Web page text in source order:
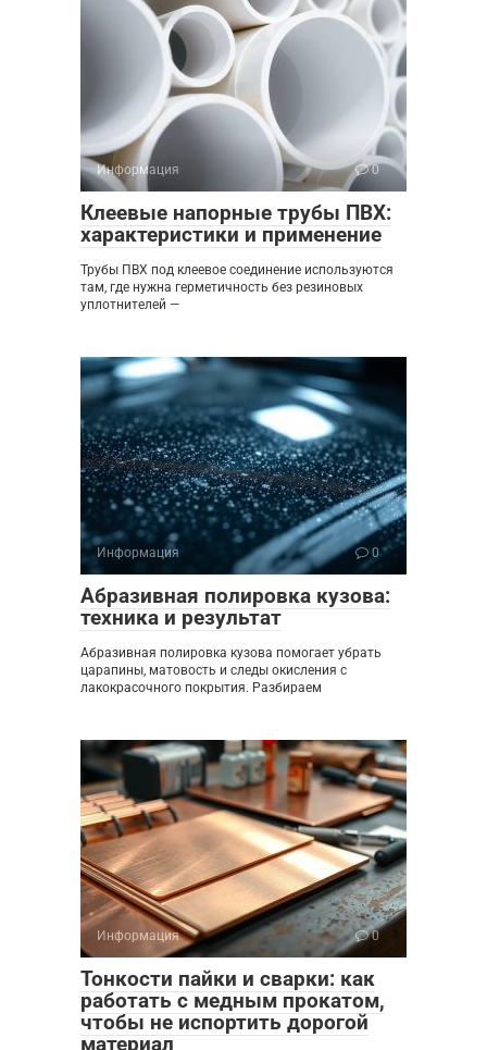
Информация 0
Клеевые напорные трубы ПВХ:
характеристики и применение
Трубы ПВХ под клеевое соединение используются
там, где нужна герметичность без резиновых
уплотнителей —
Информация 0
Абразивная полировка кузова:
техника и результат
Абразивная полировка кузова помогает убрать
царапины, матовость и следы окисления с
лакокрасочного покрытия. Разбираем
Информация 0
Тонкости пайки и сварки: как
работать с медным прокатом,
чтобы не испортить дорогой
материал